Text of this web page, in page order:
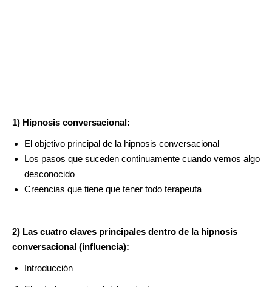
1) Hipnosis conversacional:
El objetivo principal de la hipnosis conversacional
Los pasos que suceden continuamente cuando vemos algo
desconocido
Creencias que tiene que tener todo terapeuta
2) Las cuatro claves principales dentro de la hipnosis
conversacional (influencia):
Introducción